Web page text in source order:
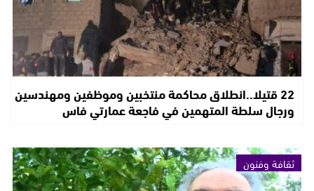
22 قتيلا..انطلاق محاكمة منتخبين وموظفين ومهندسين
ورجال سلطة المتهمين في فاجعة عمارتي فاس
ثقافة وفنون